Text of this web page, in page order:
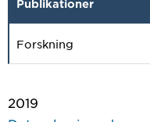
Publikationer
Forskning
2019